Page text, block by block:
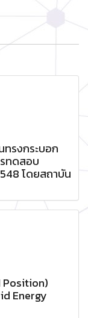
รงกระบอก
ทดสอบ
โดยสถาบัน
Position)
Energy